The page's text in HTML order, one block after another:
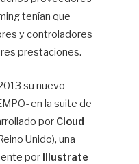
tenían que
y controladores
prestaciones.
su nuevo
en la suite de
por Cloud
Unido), una
por IIlustrate